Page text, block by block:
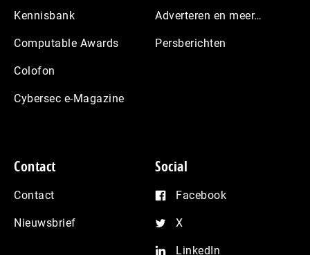
Kennisbank
Computable Awards
Colofon
Cybersec e-Magazine
Adverteren en meer…
Persberichten
Contact
Contact
Nieuwsbrief
Social
Facebook
X
LinkedIn